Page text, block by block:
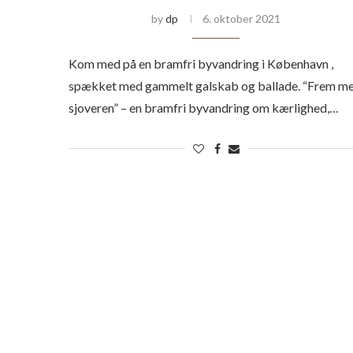
bydp 6. oktober 2021
Kom med på en bramfri byvandring i København ,
spækket med gammelt galskab og ballade. “Frem
sjoveren” – en bramfri byvandring om kærlighed,…